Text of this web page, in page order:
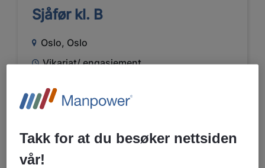
Sjåfør kl. B
Oslo, Oslo
Vikariat/ engasjement
LES MER OM STILLINGEN
Takk for at du besøker nettsiden
vår!